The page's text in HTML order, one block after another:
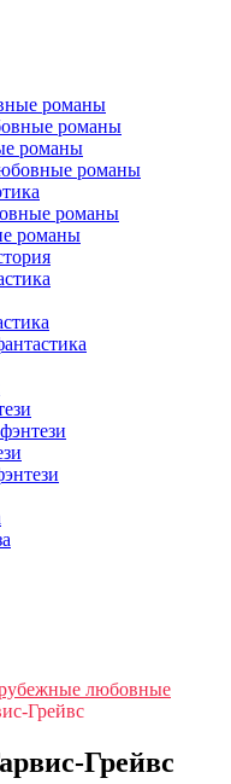
романы
романы
романы
романы
романы
романы
любовные
Грейвс
Грейвс